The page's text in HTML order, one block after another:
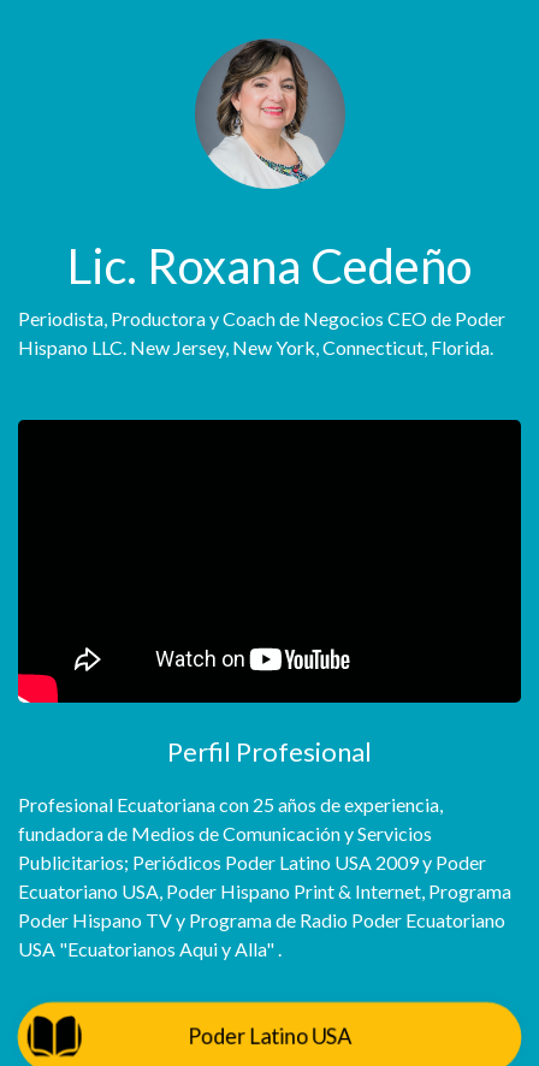
Lic. Roxana Cedeño
Periodista, Productora y Coach de Negocios CEO de Poder
Hispano LLC. New Jersey, New York, Connecticut, Florida.
Perfil Profesional
Profesional Ecuatoriana con 25 años de experiencia,
fundadora de Medios de Comunicación y Servicios
Publicitarios; Periódicos Poder Latino USA 2009 y Poder
Ecuatoriano USA, Poder Hispano Print & Internet, Programa
Poder Hispano TV y Programa de Radio Poder Ecuatoriano
USA "Ecuatorianos Aqui y Alla" .
Poder Latino USA